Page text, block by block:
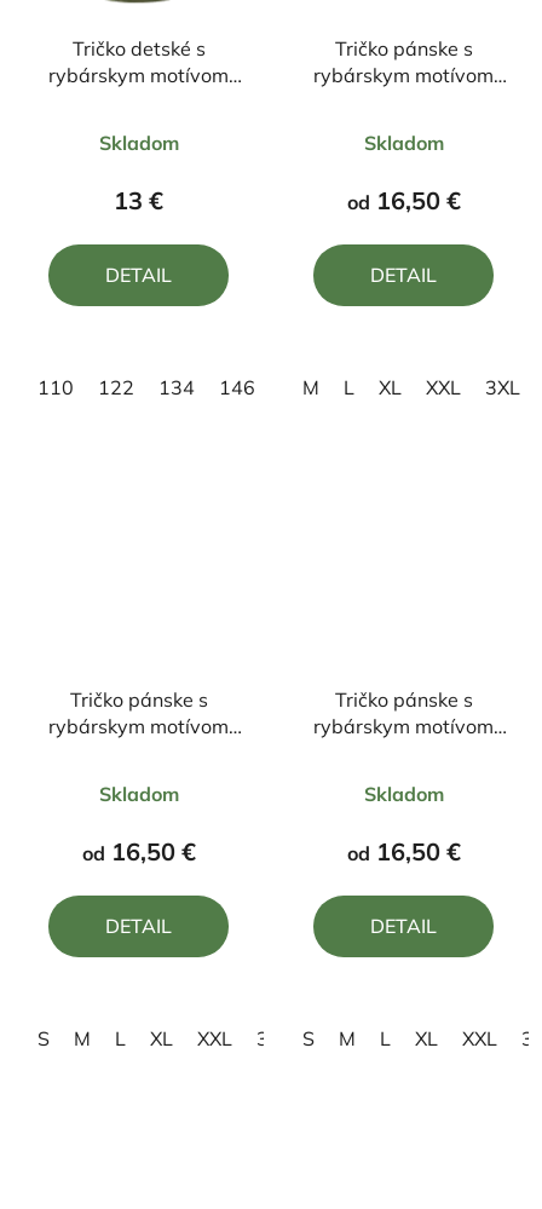
Tričko detské s
rybárskym motívom
hodnotenie
produktu
5,0
z
Skladom
13 €
DETAIL
110 122 134 146 158
Tričko pánske s
rybárskym motívom
hodnotenie
produktu
je
5,0
z
Skladom
od 16,50 €
DETAIL
M L XL XXL 3XL
Tričko pánske s
rybárskym motívom
hodnotenie
produktu
je
z
Skladom
od 16,50 €
DETAIL
S M L XL XXL 3XL 4XL
Tričko pánske s
rybárskym motívom
hodnotenie
produktu
je
z
Skladom
od 16,50 €
DETAIL
S M L XL XXL